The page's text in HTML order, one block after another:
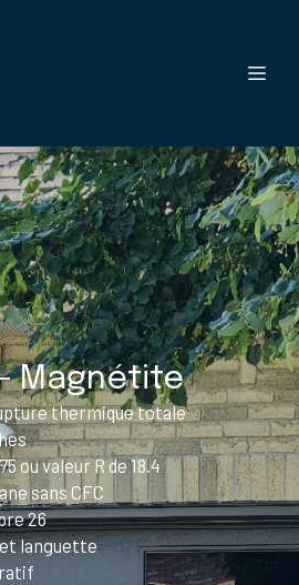
Magnétite
thermique totale
ou valeur R de 18.4
sans CFC
26
languette